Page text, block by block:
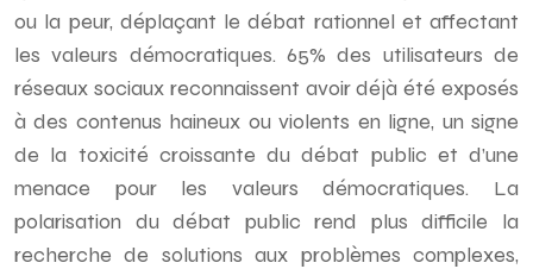
ou la peur, déplaçant le débat rationnel et affectant
les valeurs démocratiques. 65% des utilisateurs de
réseaux sociaux reconnaissent avoir déjà été exposés
à des contenus haineux ou violents en ligne, un signe
de la toxicité croissante du débat public et d’une
menace pour les valeurs démocratiques. La
polarisation du débat public rend plus difficile la
recherche de solutions aux problèmes complexes,